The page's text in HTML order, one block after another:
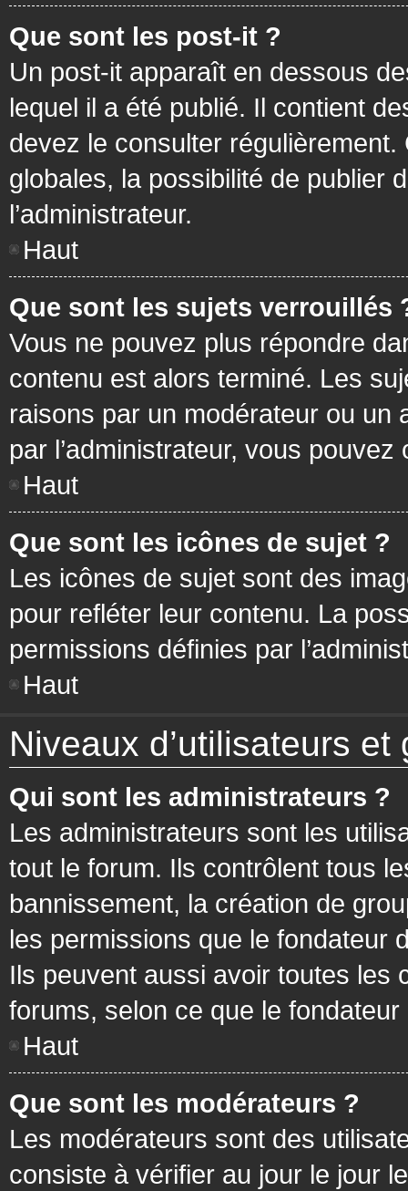
Que sont les post-it ?
Un post-it apparaît en dessous
lequel il a été publié. Il contient
devez le consulter
globales, la possibilité de publier
l’administrateur.
Haut
Que sont les sujets verrouillés
Vous ne pouvez plus répondre
contenu est alors terminé. Les
raisons par un modérateur ou un
par l’administrateur, vous
Haut
Que sont les icônes de sujet ?
Les icônes de sujet sont des
pour refléter leur contenu. La
permissions définies par
Haut
Niveaux d’utilisateurs et
Qui sont les administrateurs ?
Les administrateurs sont les
tout le forum. Ils contrôlent tous
bannissement, la création de
les permissions que le fondateur
Ils peuvent aussi avoir toutes les
forums, selon ce que le
Haut
Que sont les modérateurs ?
Les modérateurs sont des
consiste à vérifier au jour le jour